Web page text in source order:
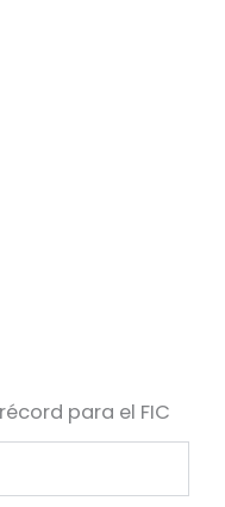
para el FIC